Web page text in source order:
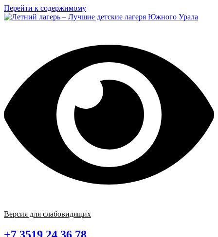
Перейти к содержимому
Версия для слабовидящих